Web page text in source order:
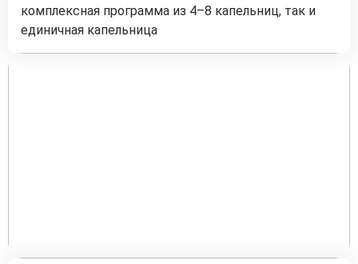
комплексная программа из 4–8 капельниц, так и
единичная капельница